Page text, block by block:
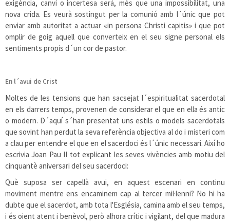
exigència, canvi o incertesa serà, més que una impossibilitat, una
nova crida. Es veurà sostingut per la comunió amb l´únic que pot
enviar amb autoritat a actuar «in persona Christi capitis» i que pot
omplir de goig aquell que converteix en el seu signe personal els
sentiments propis d´un cor de pastor.
En l´avui de Crist
Moltes de les tensions que han sacsejat l´espiritualitat sacerdotal
en els darrers temps, provenen de considerar el que en ella és antic
o modern. D´aquí s´han presentat uns estils o models sacerdotals
que sovint han perdut la seva referència objectiva al do i misteri com
a clau per entendre el que en el sacerdoci és l´únic necessari. Així ho
escrivia Joan Pau II tot explicant les seves vivències amb motiu del
cinquantè aniversari del seu sacerdoci:
Què suposa ser capellà avui, en aquest escenari en continu
moviment mentre ens encaminem cap al tercer mil·lenni? No hi ha
dubte que el sacerdot, amb tota l'Església, camina amb el seu temps,
i és oient atent i benèvol, però alhora crític i vigilant, del que madura